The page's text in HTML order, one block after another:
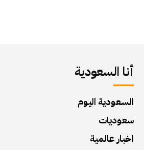
أنا السعودية
السعودية اليوم
سعوديات
اخبار عالمية